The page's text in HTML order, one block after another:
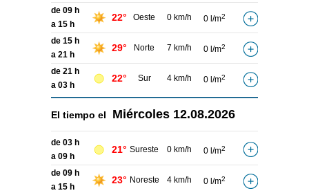
de 09 h
a 15 h
22° Oeste 0 km/h 0 l/m2
de 15 h
a 21 h
29° Norte 7 km/h 0 l/m2
de 21 h
a 03 h
22° Sur 4 km/h 0 l/m2
El tiempo el Miércoles 12.08.2026
de 03 h
a 09 h
21° Sureste 0 km/h 0 l/m2
de 09 h
a 15 h
23° Noreste 4 km/h 0 l/m2